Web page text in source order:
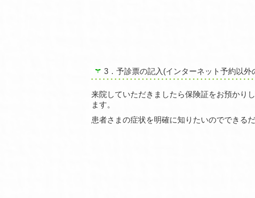
3．予診票の記入(インターネット予約以外
来院していただきましたら保険証をお預かり
ます。
患者さまの症状を明確に知りたいのでできる